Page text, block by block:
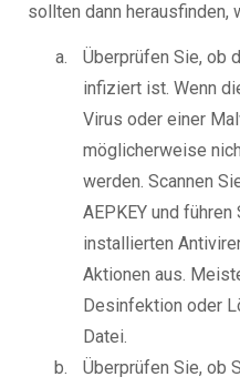
sollten dann herausfinden,
Überprüfen Sie, ob
infiziert ist. Wenn
Virus oder einer
möglicherweise
werden. Scannen
AEPKEY und
installierten
Aktionen aus.
Desinfektion oder
Datei.
Überprüfen Sie, ob